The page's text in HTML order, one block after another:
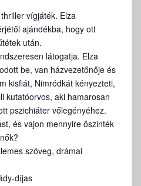
vígjáték. Elza
ajándékba, hogy ott
után.
látogatja. Elza
be, van házvezetőnője és
kisfiát, Nimródkát kényezteti,
kutatóorvos, aki hamarosan
pszichiáter vőlegényéhez.
és vajon mennyire őszinték
szöveg, drámai
díjas